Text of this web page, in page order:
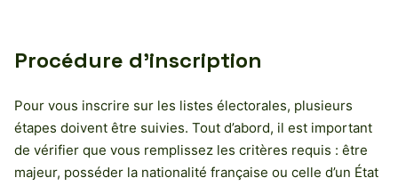
Procédure d’inscription
Pour vous inscrire sur les listes électorales, plusieurs
étapes doivent être suivies. Tout d’abord, il est important
de vérifier que vous remplissez les critères requis : être
majeur, posséder la nationalité française ou celle d’un État